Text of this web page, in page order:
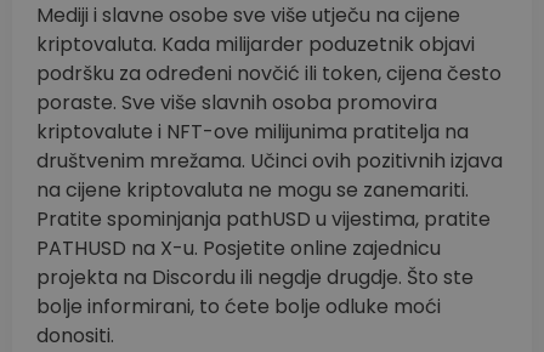
Mediji i slavne osobe sve više utječu na cijene
kriptovaluta. Kada milijarder poduzetnik objavi
podršku za određeni novčić ili token, cijena često
poraste. Sve više slavnih osoba promovira
kriptovalute i NFT-ove milijunima pratitelja na
društvenim mrežama. Učinci ovih pozitivnih izjava
na cijene kriptovaluta ne mogu se zanemariti.
Pratite spominjanja pathUSD u vijestima, pratite
PATHUSD na X-u. Posjetite online zajednicu
projekta na Discordu ili negdje drugdje. Što ste
bolje informirani, to ćete bolje odluke moći
donositi.